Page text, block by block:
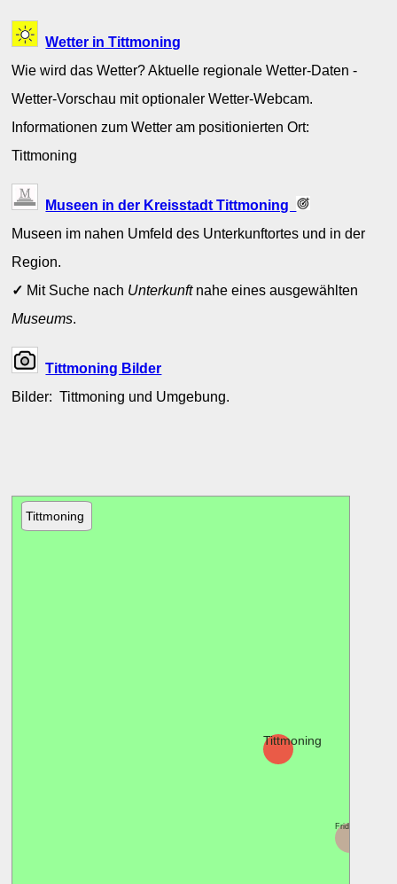
Wetter in Tittmoning
Wie wird das Wetter? Aktuelle regionale Wetter-Daten -
Wetter-Vorschau mit optionaler Wetter-Webcam.
Informationen zum Wetter am positionierten Ort:
Tittmoning
Museen in der Kreisstadt Tittmoning
Museen im nahen Umfeld des Unterkunftortes und in der
Region.
✓ Mit Suche nach Unterkunftnahe eines ausgewählten
Museums.
Tittmoning Bilder
Bilder: Tittmoning und Umgebung.
Tittmoning
Fridolfing
Tittmoning